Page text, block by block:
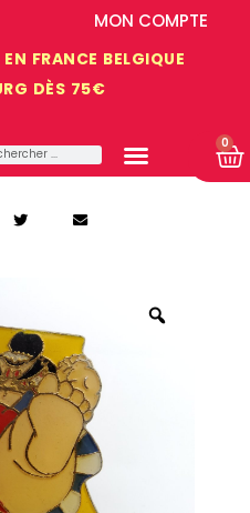
FRANCE BELGIQUE
DÈS 75€
MON COMPTE
0